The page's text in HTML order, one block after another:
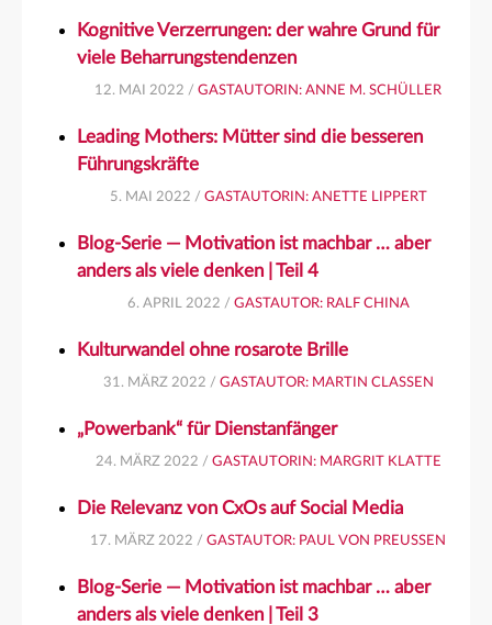
Kognitive Verzerrungen: der wahre Grund für
viele Beharrungstendenzen
12. MAI 2022 / GASTAUTORIN: ANNE M. SCHÜLLER
Leading Mothers: Mütter sind die besseren
Führungskräfte
5. MAI 2022 / GASTAUTORIN: ANETTE LIPPERT
Blog-Serie — Motivation ist machbar … aber
anders als viele denken | Teil 4
6. APRIL 2022 / GASTAUTOR: RALF CHINA
Kulturwandel ohne rosarote Brille
31. MÄRZ 2022 / GASTAUTOR: MARTIN CLASSEN
„Powerbank“ für Dienstanfänger
24. MÄRZ 2022 / GASTAUTORIN: MARGRIT KLATTE
Die Relevanz von CxOs auf Social Media
17. MÄRZ 2022 / GASTAUTOR: PAUL VON PREUSSEN
Blog-Serie — Motivation ist machbar … aber
anders als viele denken | Teil 3